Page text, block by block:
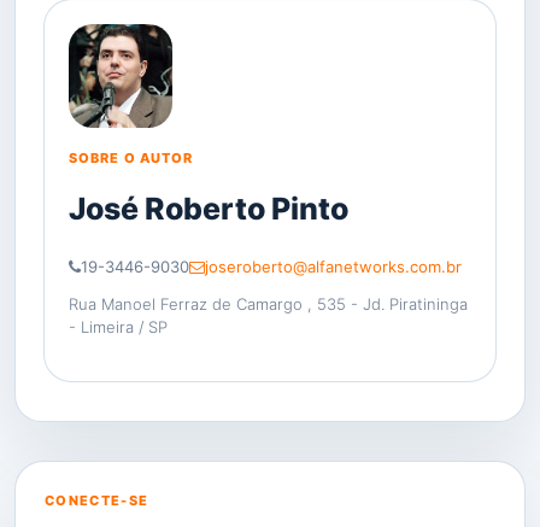
SOBRE O AUTOR
José Roberto Pinto
19-3446-9030
joseroberto@alfanetworks.com.br
Rua Manoel Ferraz de Camargo , 535 - Jd. Piratininga
- Limeira / SP
CONECTE-SE